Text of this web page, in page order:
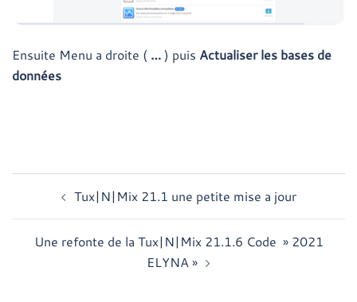
Ensuite Menu a droite ( …) puis Actualiser les bases de
données
Navigation
d’articleTux|N|Mix 21.1 une petite mise a jour
Une refonte de la Tux|N|Mix 21.1.6 Code » 2021
ELYNA »